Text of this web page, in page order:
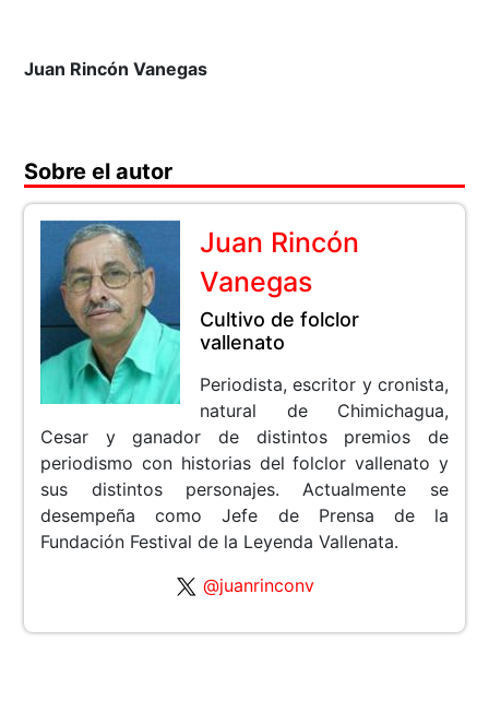
Juan Rincón Vanegas
Sobre el autor
Juan Rincón
Vanegas
Cultivo de folclor
vallenato
Periodista, escritor y cronista,
natural de Chimichagua,
Cesar y ganador de distintos premios de
periodismo con historias del folclor vallenato y
sus distintos personajes. Actualmente se
desempeña como Jefe de Prensa de la
Fundación Festival de la Leyenda Vallenata.
@juanrinconv